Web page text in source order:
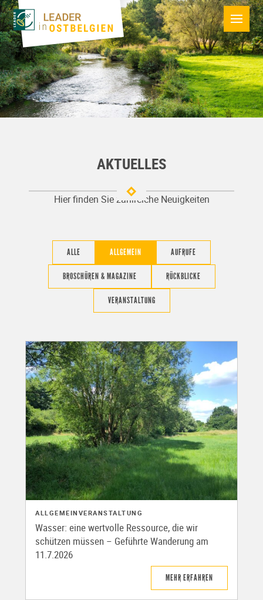
AKTUELLES
Hier finden Sie zahlreiche Neuigkeiten
ALLE ALLGEMEIN AUFRUFE
BROSCHÜREN & MAGAZINE RÜCKBLICKE
VERANSTALTUNG
ALLGEMEIN VERANSTALTUNG
Wasser: eine wertvolle Ressource, die wir
schützen müssen – Geführte Wanderung am
11.7.2026
MEHR ERFAHREN